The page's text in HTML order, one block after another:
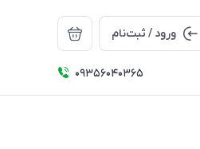
ورود / ثبت‌نام
09356040365